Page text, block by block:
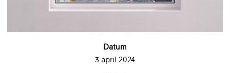
Datum
3 april 2024